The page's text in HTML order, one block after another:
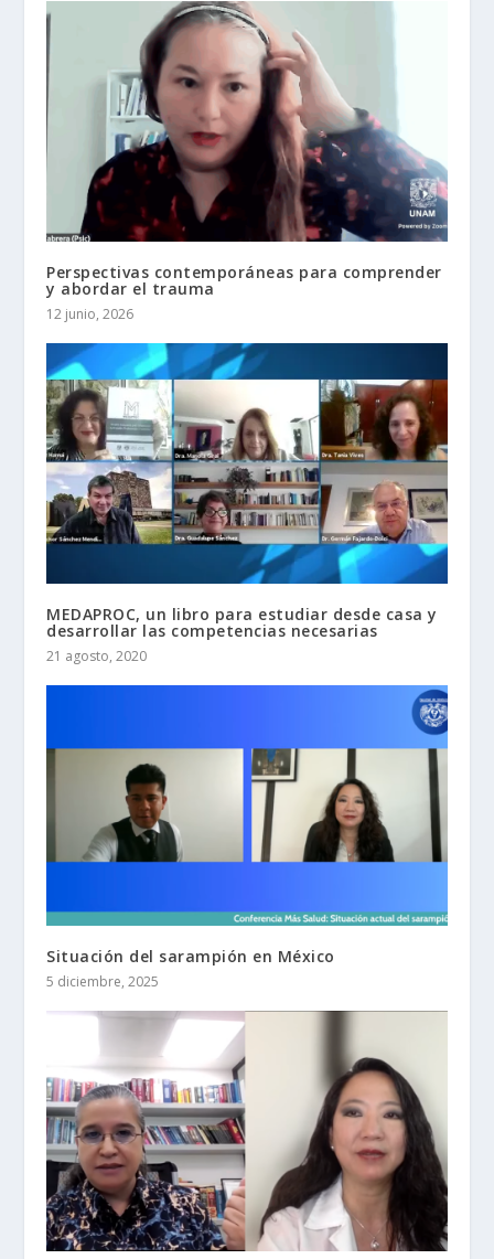
Perspectivas contemporáneas para comprender
y abordar el trauma
12 junio, 2026
MEDAPROC, un libro para estudiar desde casa y
desarrollar las competencias necesarias
21 agosto, 2020
Situación del sarampión en México
5 diciembre, 2025